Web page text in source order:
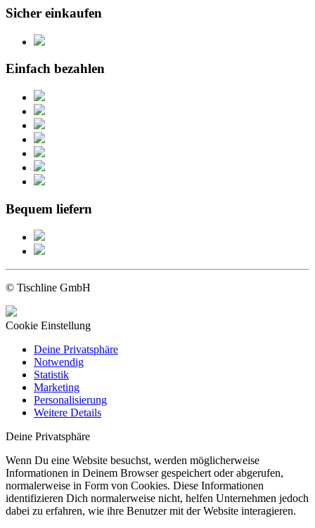
Sicher einkaufen
Einfach bezahlen
Bequem liefern
© Tischline GmbH
Cookie Einstellung
Deine Privatsphäre
Notwendig
Statistik
Marketing
Personalisierung
Weitere Details
Deine Privatsphäre
Wenn Du eine Website besuchst, werden möglicherweise
Informationen in Deinem Browser gespeichert oder abgerufen,
normalerweise in Form von Cookies. Diese Informationen
identifizieren Dich normalerweise nicht, helfen Unternehmen jedoch
dabei zu erfahren, wie ihre Benutzer mit der Website interagieren.